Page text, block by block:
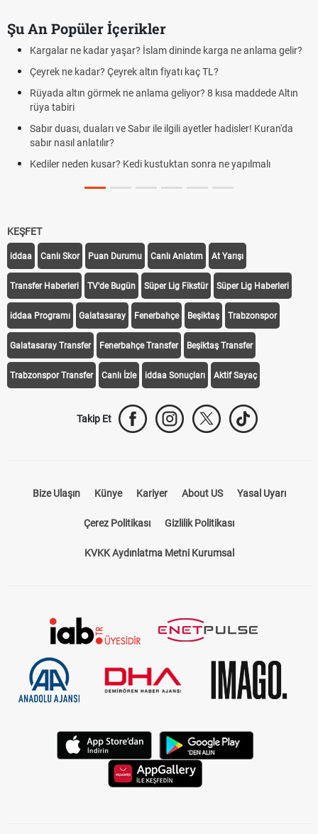
Şu An Popüler İçerikler
Kargalar ne kadar yaşar? İslam dininde karga ne anlama gelir?
Çeyrek ne kadar? Çeyrek altın fiyatı kaç TL?
Rüyada altın görmek ne anlama geliyor? 8 kısa maddede Altın
rüya tabiri
Sabır duası, duaları ve Sabır ile ilgili ayetler hadisler! Kuran'da
sabır nasıl anlatılır?
Kediler neden kusar? Kedi kustuktan sonra ne yapılmalı
KEŞFET
iddaa Canlı Skor Puan Durumu Canlı Anlatım At Yarışı
Transfer Haberleri TV'de Bugün Süper Lig Fikstür Süper Lig Haberleri
iddaa Programı Galatasaray Fenerbahçe Beşiktaş Trabzonspor
Galatasaray Transfer Fenerbahçe Transfer Beşiktaş Transfer
Trabzonspor Transfer Canlı İzle iddaa Sonuçları Aktif Sayaç
Takip Et
Bize Ulaşın Künye Kariyer About US Yasal Uyarı
Çerez Politikası Gizlilik Politikası
KVKK Aydınlatma Metni Kurumsal